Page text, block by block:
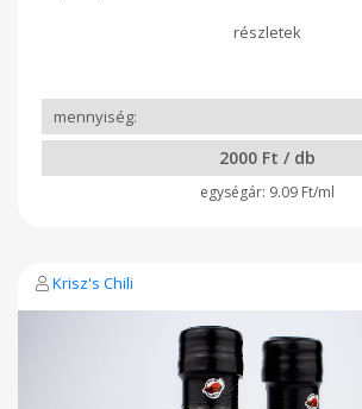
2000 Ft / db
9.09 Ft/ml
Krisz's Chili